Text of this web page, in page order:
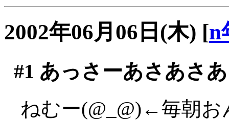
2002年06月06日(木) [n
#1 あっさーあさあさ
ねむー(@_@)←毎朝お